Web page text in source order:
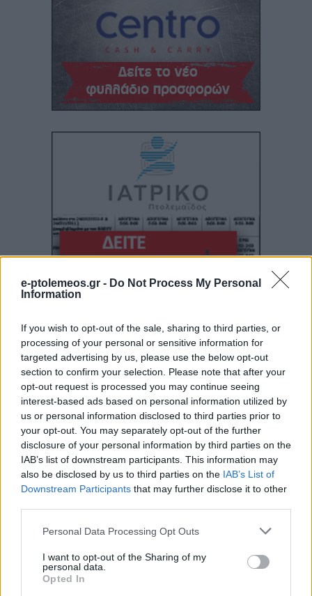
e-ptolemeos.gr - Do Not Process My Personal
Information
If you wish to opt-out of the sale, sharing to third parties, or
processing of your personal or sensitive information for
targeted advertising by us, please use the below opt-out
section to confirm your selection. Please note that after your
opt-out request is processed you may continue seeing
interest-based ads based on personal information utilized by
us or personal information disclosed to third parties prior to
your opt-out. You may separately opt-out of the further
disclosure of your personal information by third parties on the
IAB’s list of downstream participants. This information may
also be disclosed by us to third parties on the IAB’s List of
Downstream Participants that may further disclose it to other
Please note that this website/app uses one or more Google
not limited to your visit or usage behaviour. You may click to
grant or deny consent to Google and its third-party tags to
use your data for below specified purposes in below Google
Personal Data Processing Opt Outs
I want to opt-out of the Sharing of my
personal data.
Opted In